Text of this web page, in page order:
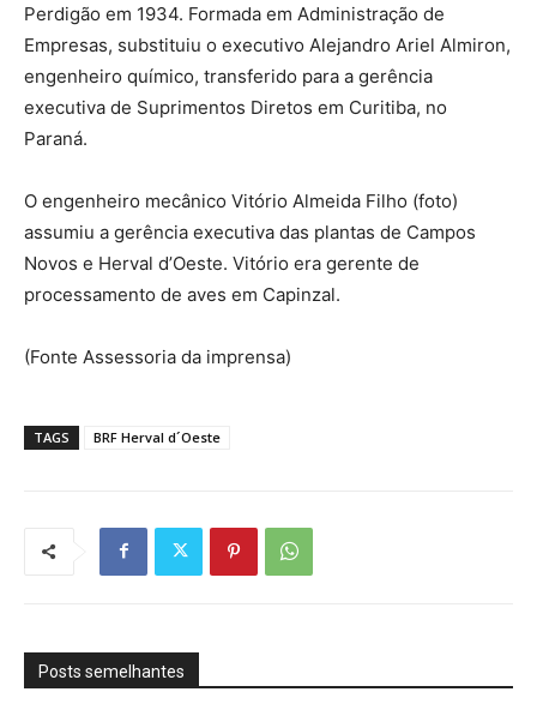
Perdigão em 1934. Formada em Administração de
Empresas, substituiu o executivo Alejandro Ariel Almiron,
engenheiro químico, transferido para a gerência
executiva de Suprimentos Diretos em Curitiba, no
Paraná.
O engenheiro mecânico Vitório Almeida Filho (foto)
assumiu a gerência executiva das plantas de Campos
Novos e Herval d’Oeste. Vitório era gerente de
processamento de aves em Capinzal.
(Fonte Assessoria da imprensa)
TAGS BRF Herval d´Oeste
Posts semelhantes